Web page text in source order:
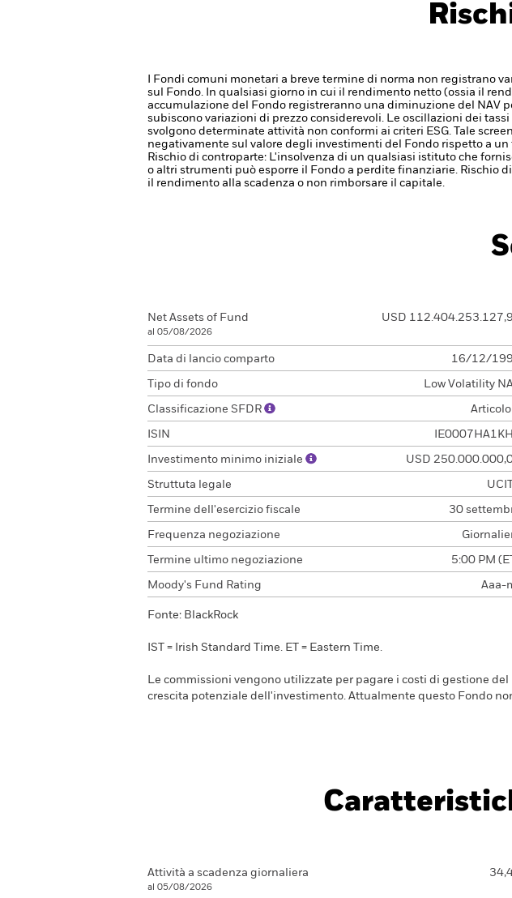
I Fondi comuni monetari a breve termine di norma non registrano
sul Fondo. In qualsiasi giorno in cui il rendimento netto (ossia il
accumulazione del Fondo registreranno una diminuzione del NAV
subiscono variazioni di prezzo considerevoli. Le oscillazioni dei
svolgono determinate attività non conformi ai criteri ESG. Tale
negativamente sul valore degli investimenti del Fondo rispetto a
Rischio di controparte: L'insolvenza di un qualsiasi istituto che
o altri strumenti può esporre il Fondo a perdite finanziarie. Rischio
il rendimento alla scadenza o non rimborsare il capitale.
Net Assets of Fund
al 05/08/2026
USD
Data di lancio comparto 16/12/
Tipo di fondo Low Volatility
Classificazione SFDR Articolo
ISIN
Investimento minimo iniziale USD
Struttuta legale
Termine dell'esercizio fiscale 30
Frequenza negoziazione
Termine ultimo negoziazione 5:00 PM
Moody's Fund Rating Aaa-
Fonte: BlackRock
IST = Irish Standard Time. ET = Eastern Time.
Le commissioni vengono utilizzate per pagare i costi di gestione
crescita potenziale dell'investimento. Attualmente questo Fondo
Attività a scadenza giornaliera
al 05/08/2026